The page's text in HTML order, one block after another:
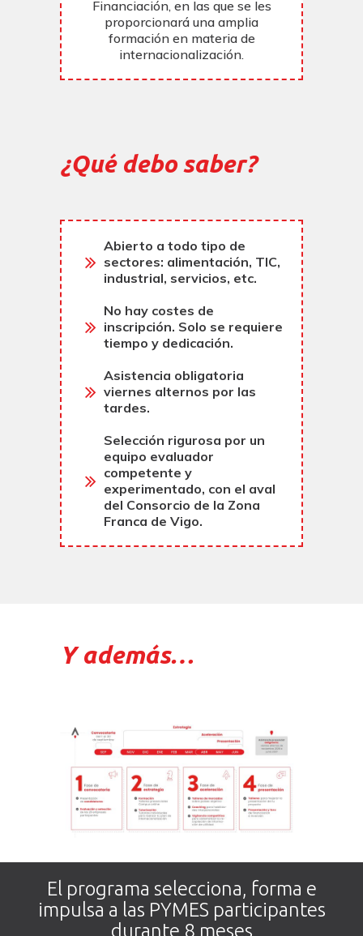
Financiación, en las que se les
proporcionará una amplia
formación en materia de
internacionalización.
¿Qué debo saber?
Abierto a todo tipo de
sectores: alimentación, TIC,
industrial, servicios, etc.
No hay costes de
inscripción. Solo se requiere
tiempo y dedicación.
Asistencia obligatoria
viernes alternos por las
tardes.
Selección rigurosa por un
equipo evaluador
competente y
experimentado, con el aval
del Consorcio de la Zona
Franca de Vigo.
Y además…
El programa selecciona, forma e
impulsa a las PYMES participantes
durante 8 meses